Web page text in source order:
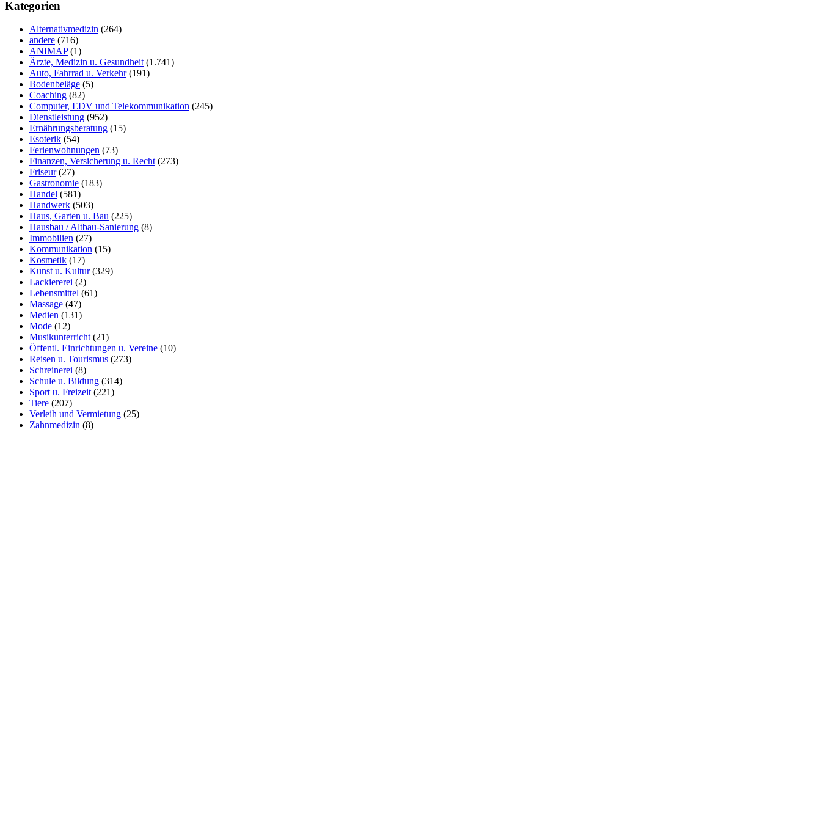
Kategorien
Alternativmedizin (264)
andere (716)
ANIMAP(1)
Ärzte, Medizin u. Gesundheit (1.741)
Auto, Fahrrad u. Verkehr(191)
Bodenbeläge (5)
Coaching (82)
Computer, EDV und Telekommunikation (245)
Dienstleistung (952)
Ernährungsberatung (15)
Esoterik (54)
Ferienwohnungen (73)
Finanzen, Versicherung u. Recht (273)
Friseur(27)
Gastronomie (183)
Handel (581)
Handwerk (503)
Haus, Garten u. Bau (225)
Hausbau / Altbau-Sanierung (8)
Immobilien (27)
Kommunikation (15)
Kosmetik (17)
Kunst u. Kultur(329)
Lackiererei (2)
Lebensmittel (61)
Massage (47)
Medien (131)
Mode (12)
Musikunterricht (21)
Öffentl. Einrichtungen u. Vereine (10)
Reisen u. Tourismus (273)
Schreinerei (8)
Schule u. Bildung (314)
Sport u. Freizeit (221)
Tiere (207)
Verleih und Vermietung (25)
Zahnmedizin (8)